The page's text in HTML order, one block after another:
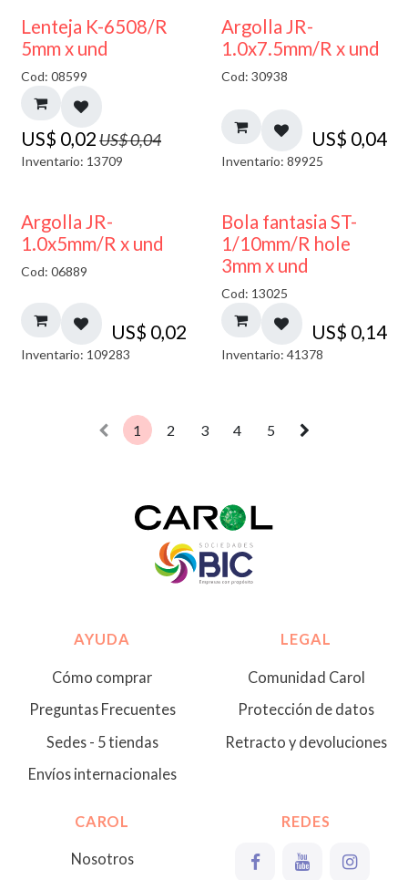
50% DESCUENTO
Lenteja K-6508/R
5mm x und
Cod: 08599
US$ 0,02US$0,04
Inventario: 13709
Argolla JR-
1.0x7.5mm/R x und
Cod: 30938
US$ 0,04
Inventario: 89925
Argolla JR-
1.0x5mm/R x und
Cod: 06889
US$ 0,02
Inventario: 109283
Bola fantasia ST-
1/10mm/R hole
3mm x und
Cod: 13025
US$ 0,14
Inventario: 41378
1 2 3 4 5
AYUDA
Cómo comprar
Preguntas Frecuentes
Sedes - 5 tiendas
Envíos internacionales
LEGAL
Comunidad Carol
Protección de datos
Retracto y devoluciones
CAROL
Nosotros
REDES